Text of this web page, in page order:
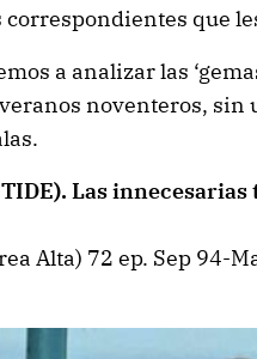
que
a analizar las
noventeros, sin
TIDE). Las
Alta) 72 ep. Sep 94-